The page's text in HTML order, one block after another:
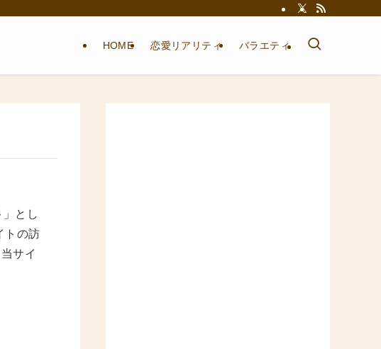
HOME 恋愛リアリティ バラエティ
」とし
トの訪
サイ